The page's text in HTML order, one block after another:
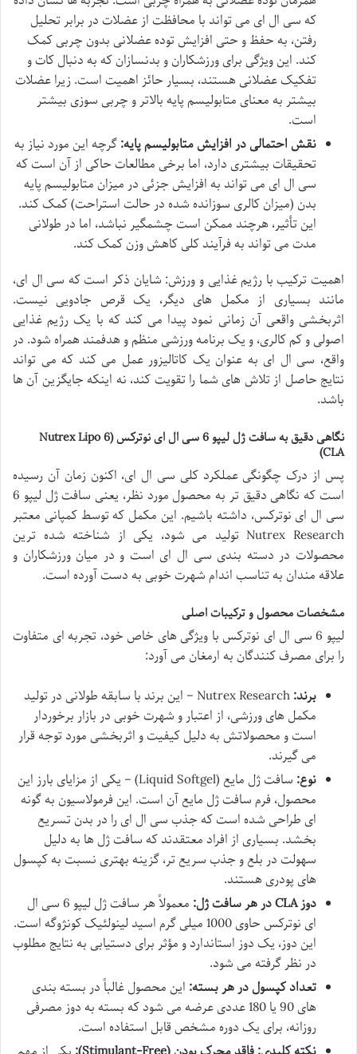
که سی ال ای می تواند با محافظت از عضلات در برابر تحلیل
رفتن، به حفظ و حتی افزایش توده عضلانی بدون چربی کمک
کند. این ویژگی برای ورزشکاران و بدنسازان که به دنبال کات و
تفکیک عضلانی هستند، بسیار حائز اهمیت است. زیرا عضلات
بیشتر به معنای متابولیسم پایه بالاتر و چربی سوزی بیشتر
است.
نقش احتمالی در افزایش متابولیسم پایه:گرچه این مورد نیاز به
تحقیقات بیشتری دارد، اما برخی مطالعات حاکی از آن است که
سی ال ای می تواند به افزایش جزئی در میزان متابولیسم پایه
بدن (میزان کالری سوزانده شده در حالت استراحت) کمک کند.
این تأثیر، هرچند ممکن است چشمگیر نباشد، اما در طولانی
مدت می تواند به فرآیند کلی کاهش وزن کمک کند.
اهمیت ترکیب با رژیم غذایی و ورزش: شایان ذکر است که سی ال ای،
مانند بسیاری از مکمل های دیگر، یک قرص جادویی نیست.
اثربخشی واقعی آن زمانی نمود پیدا می کند که با یک رژیم غذایی
اصولی و کم کالری، و یک برنامه ورزشی منظم و هدفمند همراه شود. در
واقع، سی ال ای به عنوان یک کاتالیزور عمل می کند که می تواند
نتایج حاصل از تلاش های شما را تقویت کند، نه اینکه جایگزین آن ها
باشد.
نگاهی دقیق به سافت ژل لیپو 6 سی ال ای نوترکس (Nutrex Lipo 6
CLA)
پس از درک چگونگی عملکرد کلی سی ال ای، اکنون زمان آن رسیده
است که نگاهی دقیق تر به محصول مورد نظر، یعنی سافت ژل لیپو 6
سی ال ای نوترکس، داشته باشیم. این مکمل که توسط کمپانی معتبر
Nutrex Research تولید می شود، یکی از شناخته شده ترین
محصولات در دسته بندی سی ال ای است و در میان ورزشکاران و
علاقه مندان به تناسب اندام شهرت خوبی به دست آورده است.
مشخصات محصول و ترکیبات اصلی
لیپو 6 سی ال ای نوترکس با ویژگی های خاص خود، تجربه ای متفاوت
را برای مصرف کنندگان به ارمغان می آورد:
برند:
Nutrex Research – این برند با سابقه طولانی در تولید
مکمل های ورزشی، از اعتبار و شهرت خوبی در بازار برخوردار
است و محصولاتش به دلیل کیفیت و اثربخشی مورد توجه قرار
می گیرند.
نوع:
سافت ژل مایع (Liquid Softgel) – یکی از مزایای بارز این
محصول، فرم سافت ژل مایع آن است. این فرمولاسیون به گونه
ای طراحی شده است که جذب سی ال ای را در بدن تسریع
بخشد. بسیاری از افراد معتقدند که سافت ژل ها به دلیل
سهولت در بلع و جذب سریع تر، گزینه بهتری نسبت به کپسول
های پودری هستند.
دوز CLA در هر سافت ژل:
معمولاً هر سافت ژل لیپو 6 سی ال
ای نوترکس حاوی 1000 میلی گرم اسید لینولئیک کونژوگه است.
این دوز، یک دوز استاندارد و مؤثر برای دستیابی به نتایج مطلوب
در نظر گرفته می شود.
تعداد کپسول در هر بسته: این محصول غالباً در بسته بندی
های 90 یا 180 عددی عرضه می شود که بسته به دوز مصرفی
روزانه، برای یک دوره مشخص قابل استفاده است.